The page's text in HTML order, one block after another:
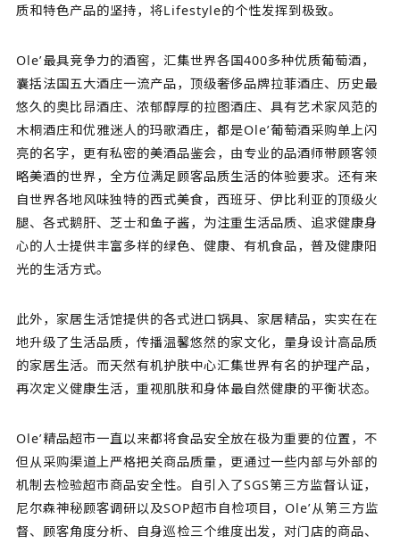
质和特色产品的坚持，将Lifestyle的个性发挥到极致。
Ole’最具竞争力的酒窖，汇集世界各国400多种优质葡萄酒，
囊括法国五大酒庄一流产品，顶级奢侈品牌拉菲酒庄、历史最
悠久的奥比昂酒庄、浓郁醇厚的拉图酒庄、具有艺术家风范的
木桐酒庄和优雅迷人的玛歌酒庄，都是Ole’葡萄酒采购单上闪
亮的名字，更有私密的美酒品鉴会，由专业的品酒师带顾客领
略美酒的世界，全方位满足顾客品质生活的体验要求。还有来
自世界各地风味独特的西式美食，西班牙、伊比利亚的顶级火
腿、各式鹅肝、芝士和鱼子酱，为注重生活品质、追求健康身
心的人士提供丰富多样的绿色、健康、有机食品，普及健康阳
光的生活方式。
此外，家居生活馆提供的各式进口锅具、家居精品，实实在在
地升级了生活品质，传播温馨悠然的家文化，量身设计高品质
的家居生活。而天然有机护肤中心汇集世界有名的护理产品，
再次定义健康生活，重视肌肤和身体最自然健康的平衡状态。
Ole’精品超市一直以来都将食品安全放在极为重要的位置，不
但从采购渠道上严格把关商品质量，更通过一些内部与外部的
机制去检验超市商品安全性。自引入了SGS第三方监督认证，
尼尔森神秘顾客调研以及SOP超市自检项目，Ole’从第三方监
督、顾客角度分析、自身巡检三个维度出发，对门店的商品、